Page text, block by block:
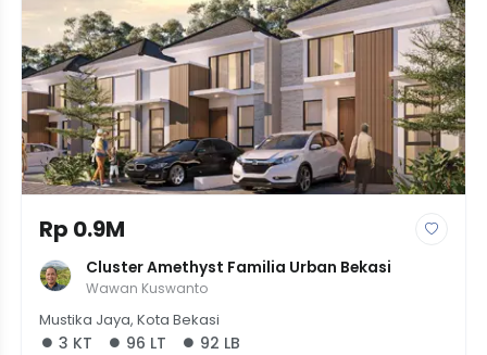
Rp 0.9M
Cluster Amethyst Familia Urban Bekasi
Wawan Kuswanto
Mustika Jaya, Kota Bekasi
3 KT 96 LT 92 LB